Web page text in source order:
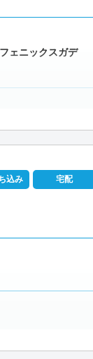
パソコン販売
西/生目台東/池
/江平西/江平東/
/大坪西/大坪東/大
/学園木花台西/
町/北高松町/希望
ェニックスガデ
格者（MCP）
込み 宅配